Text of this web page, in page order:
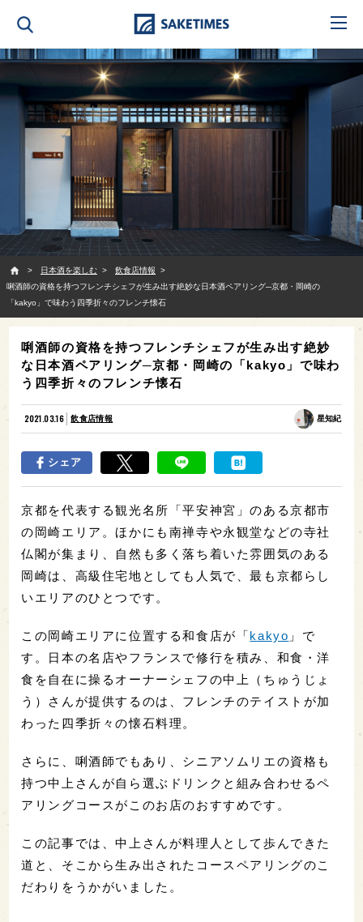
日本酒を楽しむ
飲食店情報
唎酒師の資格を持つフレンチシェフが生み出す絶妙な日本酒ペアリング─京都・岡崎の
「kakyo」で味わう四季折々のフレンチ懐石
唎酒師の資格を持つフレンチシェフが生み出す絶妙
な日本酒ペアリング─京都・岡崎の「kakyo」で味わ
う四季折々のフレンチ懐石
2021.03.16 飲食店情報 星知紀
シェア
京都を代表する観光名所「平安神宮」のある京都市
の岡崎エリア。ほかにも南禅寺や永観堂などの寺社
仏閣が集まり、自然も多く落ち着いた雰囲気のある
岡崎は、高級住宅地としても人気で、最も京都らし
いエリアのひとつです。
この岡崎エリアに位置する和食店が「kakyo 」で
す。日本の名店やフランスで修行を積み、和食・洋
食を自在に操るオーナーシェフの中上（ちゅうじょ
う）さんが提供するのは、フレンチのテイストが加
わった四季折々の懐石料理。
さらに、唎酒師でもあり、シニアソムリエの資格も
持つ中上さんが自ら選ぶドリンクと組み合わせるペ
アリングコースがこのお店のおすすめです。
この記事では、中上さんが料理人として歩んできた
道と、そこから生み出されたコースペアリングのこ
だわりをうかがいました。